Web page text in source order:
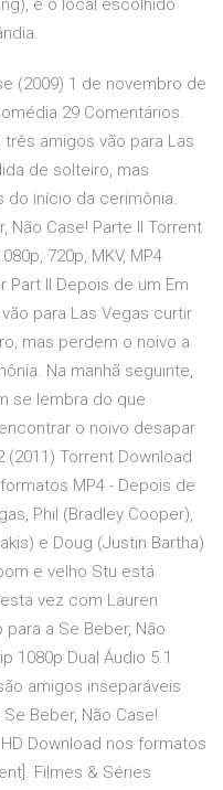
e o local escolhido
(2009) 1 de novembro de
29 Comentários.
três amigos vão para Las
de solteiro, mas
do início da cerimônia.
Não Case! Parte II Torrent
720p, MKV, MP4
Part II Depois de um Em
vão para Las Vegas curtir
mas perdem o noivo a
Na manhã seguinte,
se lembra do que
o noivo desapar
(2011) Torrent Download
MP4 - Depois de
Phil (Bradley Cooper),
e Doug (Justin Bartha)
e velho Stu está
vez com Lauren
a Se Beber, Não
1080p Dual Áudio 5.1
amigos inseparáveis
Beber, Não Case!
Download nos formatos
Filmes & Séries